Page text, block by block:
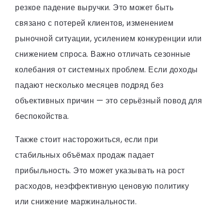
резкое падение выручки. Это может быть
связано с потерей клиентов, изменением
рыночной ситуации, усилением конкуренции или
снижением спроса. Важно отличать сезонные
колебания от системных проблем. Если доходы
падают несколько месяцев подряд без
объективных причин — это серьёзный повод для
беспокойства.
Также стоит насторожиться, если при
стабильных объёмах продаж падает
прибыльность. Это может указывать на рост
расходов, неэффективную ценовую политику
или снижение маржинальности.